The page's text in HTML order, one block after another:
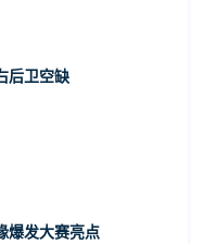
后卫空缺
爆发大赛亮点